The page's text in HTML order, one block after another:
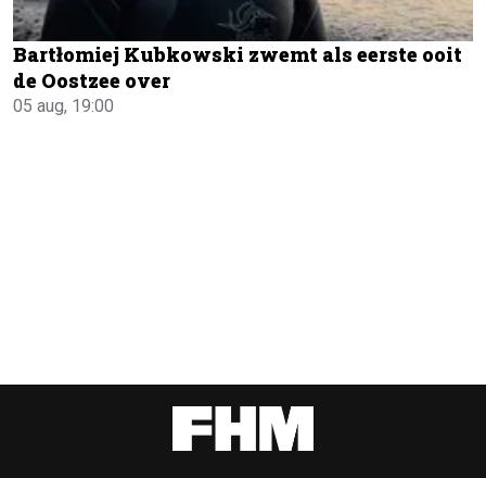
Bartłomiej Kubkowski zwemt als eerste ooit
de Oostzee over
05 aug, 19:00